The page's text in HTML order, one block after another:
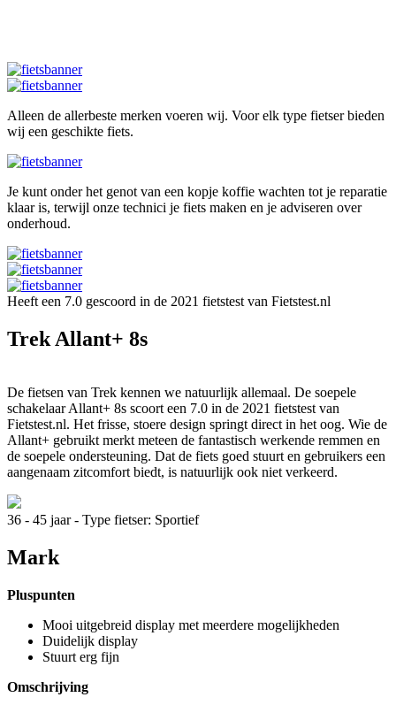
Alleen de allerbeste merken voeren wij. Voor elk type fietser bieden
wij een geschikte fiets.
Je kunt onder het genot van een kopje koffie wachten tot je reparatie
klaar is, terwijl onze technici je fiets maken en je adviseren over
onderhoud.
Heeft een 7.0 gescoord in de 2021 fietstest van Fietstest.nl
Trek Allant+ 8s
De fietsen van Trek kennen we natuurlijk allemaal. De soepele
schakelaar Allant+ 8s scoort een 7.0 in de 2021 fietstest van
Fietstest.nl. Het frisse, stoere design springt direct in het oog. Wie de
Allant+ gebruikt merkt meteen de fantastisch werkende remmen en
de soepele ondersteuning. Dat de fiets goed stuurt en gebruikers een
aangenaam zitcomfort biedt, is natuurlijk ook niet verkeerd.
36 - 45 jaar - Type fietser: Sportief
Mark
Pluspunten
Mooi uitgebreid display met meerdere mogelijkheden
Duidelijk display
Stuurt erg fijn
Omschrijving